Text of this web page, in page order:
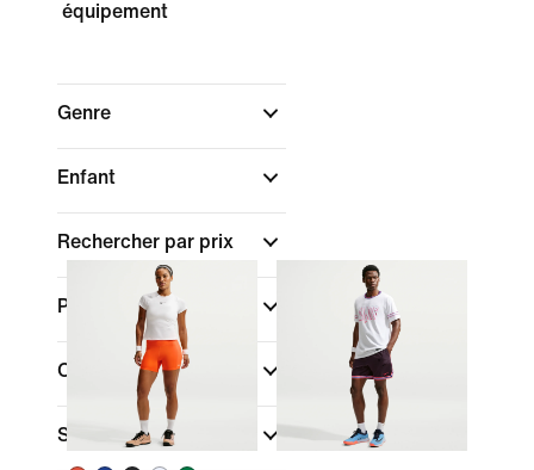
équipement
Genre
Enfant
Rechercher par prix
Promotions et offres
Couleur
Sport (1)